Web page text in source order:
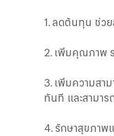
1. ลดต้นทุน ช่วย
2. เพิ่มคุณภาพ
3. เพิ่มความสา
ทันที และสามาร
4. รักษาสุขภาพ